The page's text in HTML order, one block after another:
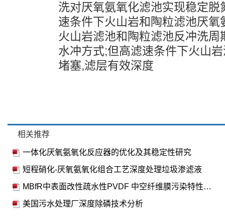
洗对厌氧氨氧化滤池实现稳定脱
速条件下火山岩和陶粒滤池厌氧
火山岩滤池和陶粒滤池反冲洗
水冲方式;但高滤速条件下火山
堵塞,滤层有效深度
相关推荐
一体化厌氧氨氧化反应器的优化及其稳定性研究
短程硝化-厌氧氨氧化组合工艺深度处理垃圾渗滤液
MBfR中表面改性疏水性PVDF 中空纤维膜污染特性研究
美国污水处理厂深度除磷技术分析